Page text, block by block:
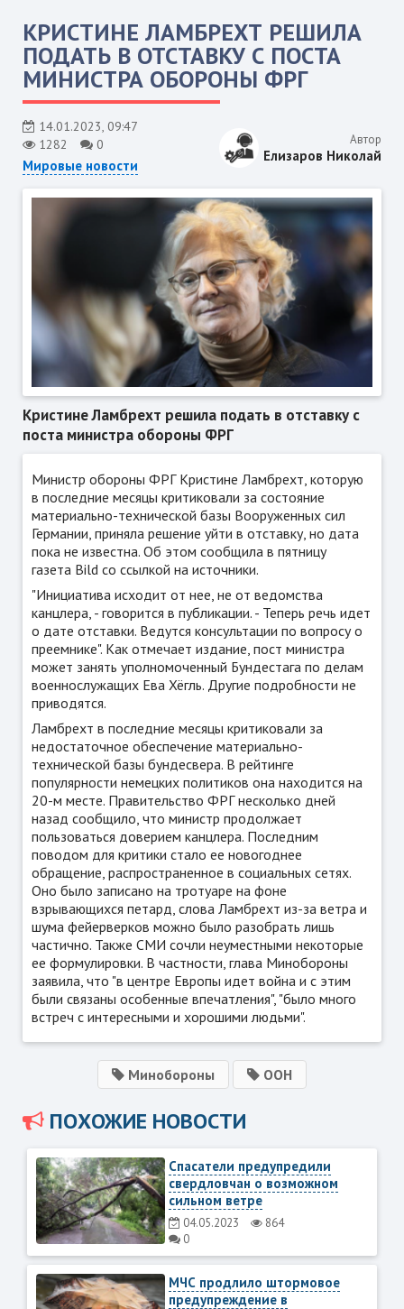
КРИСТИНЕ ЛАМБРЕХТ РЕШИЛА
ПОДАТЬ В ОТСТАВКУ С ПОСТА
МИНИСТРА ОБОРОНЫ ФРГ
14.01.2023, 09:47
1282
0
Мировые новости
Автор
Елизаров Николай
Кристине Ламбрехт решила подать в отставку с
поста министра обороны ФРГ
Министр обороны ФРГ Кристине Ламбрехт, которую
в последние месяцы критиковали за состояние
материально-технической базы Вооруженных сил
Германии, приняла решение уйти в отставку, но дата
пока не известна. Об этом сообщила в пятницу
газета Bildсо ссылкой на источники.
"Инициатива исходит от нее, не от ведомства
канцлера, - говорится в публикации. - Теперь речь идет
о дате отставки. Ведутся консультации по вопросу о
преемнике". Как отмечает издание, пост министра
может занять уполномоченный Бундестага по делам
военнослужащих Ева Хёгль. Другие подробности не
приводятся.
Ламбрехт в последние месяцы критиковали за
недостаточное обеспечение материально-
технической базы бундесвера. В рейтинге
популярности немецких политиков она находится на
20-м месте. Правительство ФРГ несколько дней
назад сообщило, что министр продолжает
пользоваться доверием канцлера. Последним
поводом для критики стало ее новогоднее
обращение, распространенное в социальных сетях.
Оно было записано на тротуаре на фоне
взрывающихся петард, слова Ламбрехт из-за ветра и
шума фейерверков можно было разобрать лишь
частично. Также СМИ сочли неуместными некоторые
ее формулировки. В частности, глава Минобороны
заявила, что "в центре Европы идет война и с этим
были связаны особенные впечатления", "было много
встреч с интересными и хорошими людьми".
Минобороны ООН
ПОХОЖИЕ НОВОСТИ
Спасатели предупредили
свердловчан о возможном
сильном ветре
04.05.2023
864
0
МЧС продлило штормовое
предупреждение в